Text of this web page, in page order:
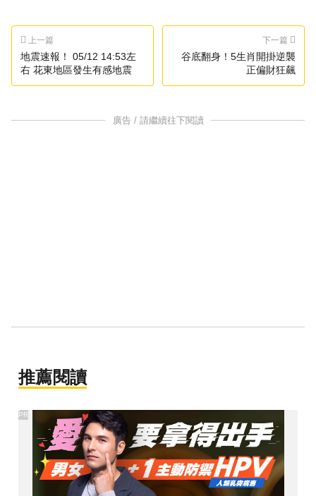
上一篇
地震速報！ 05/12 14:53左
右 花東地區發生有感地震
下一篇
谷底翻身！5生肖開掛逆襲
正偏財狂飆
廣告 / 請繼續往下閱讀
推薦閱讀
PR